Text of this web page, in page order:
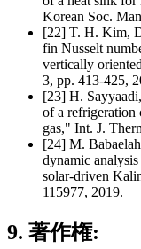
Korean Soc.
[22] T. H. Kim,
fin Nusselt
vertically
3, pp. 413-425,
[23] H.
of a
gas," Int. J.
[24] M.
dynamic
solar-driven
115977, 2019.
9. 著作権: